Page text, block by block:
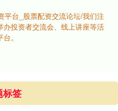
平台_股票配资交流论坛/我们注
投资者交流会、线上讲座等活
。
标签